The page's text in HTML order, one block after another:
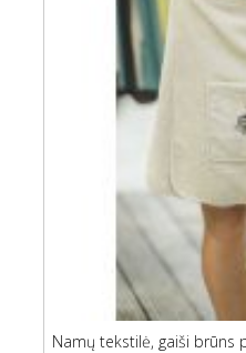
Namų tekstilė, gaiši brūns